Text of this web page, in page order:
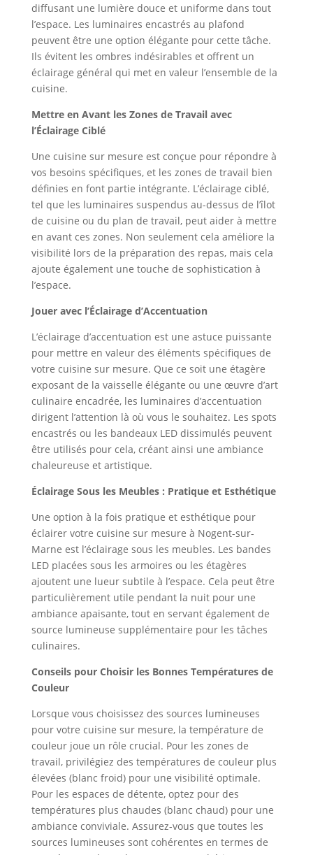
diffusant une lumière douce et uniforme dans tout
l’espace. Les luminaires encastrés au plafond
peuvent être une option élégante pour cette tâche.
Ils évitent les ombres indésirables et offrent un
éclairage général qui met en valeur l’ensemble de la
cuisine.
Mettre en Avant les Zones de Travail avec
l’Éclairage Ciblé
Une cuisine sur mesure est conçue pour répondre à
vos besoins spécifiques, et les zones de travail bien
définies en font partie intégrante. L’éclairage ciblé,
tel que les luminaires suspendus au-dessus de l’îlot
de cuisine ou du plan de travail, peut aider à mettre
en avant ces zones. Non seulement cela améliore la
visibilité lors de la préparation des repas, mais cela
ajoute également une touche de sophistication à
l’espace.
Jouer avec l’Éclairage d’Accentuation
L’éclairage d’accentuation est une astuce puissante
pour mettre en valeur des éléments spécifiques de
votre cuisine sur mesure. Que ce soit une étagère
exposant de la vaisselle élégante ou une œuvre d’art
culinaire encadrée, les luminaires d’accentuation
dirigent l’attention là où vous le souhaitez. Les spots
encastrés ou les bandeaux LED dissimulés peuvent
être utilisés pour cela, créant ainsi une ambiance
chaleureuse et artistique.
Éclairage Sous les Meubles : Pratique et Esthétique
Une option à la fois pratique et esthétique pour
éclairer votre cuisine sur mesure à Nogent-sur-
Marne est l’éclairage sous les meubles. Les bandes
LED placées sous les armoires ou les étagères
ajoutent une lueur subtile à l’espace. Cela peut être
particulièrement utile pendant la nuit pour une
ambiance apaisante, tout en servant également de
source lumineuse supplémentaire pour les tâches
culinaires.
Conseils pour Choisir les Bonnes Températures de
Couleur
Lorsque vous choisissez des sources lumineuses
pour votre cuisine sur mesure, la température de
couleur joue un rôle crucial. Pour les zones de
travail, privilégiez des températures de couleur plus
élevées (blanc froid) pour une visibilité optimale.
Pour les espaces de détente, optez pour des
températures plus chaudes (blanc chaud) pour une
ambiance conviviale. Assurez-vous que toutes les
sources lumineuses sont cohérentes en termes de